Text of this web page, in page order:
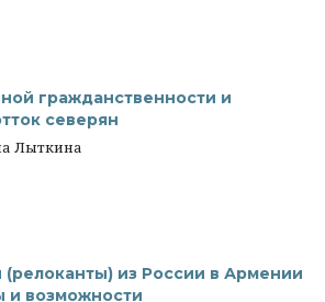
гражданственности и
северян
Лыткина
из России в Армении
и возможности